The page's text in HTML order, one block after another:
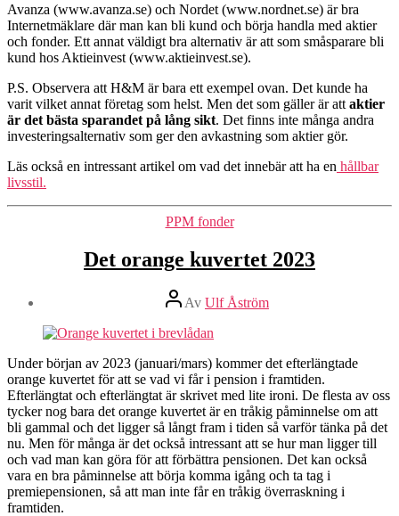
Avanza (www.avanza.se) och Nordet (www.nordnet.se) är bra
Internetmäklare där man kan bli kund och börja handla med aktier
och fonder. Ett annat väldigt bra alternativ är att som småsparare bli
kund hos Aktieinvest (www.aktieinvest.se).
P.S. Observera att H&M är bara ett exempel ovan. Det kunde ha
varit vilket annat företag som helst. Men det som gäller är att aktier
är det bästa sparandet på lång sikt. Det finns inte många andra
investeringsalternativ som ger den avkastning som aktier gör.
Läs också en intressant artikel om vad det innebär att ha en hållbar
livsstil.
Kategorier
PPM fonder
Det orange kuvertet 2023
Inläggsförfattare
Av Ulf Åström
Under början av 2023 (januari/mars) kommer det efterlängtade
orange kuvertet för att se vad vi får i pension i framtiden.
Efterlängtat och efterlängtat är skrivet med lite ironi. De flesta av oss
tycker nog bara det orange kuvertet är en tråkig påminnelse om att
bli gammal och det ligger så långt fram i tiden så varför tänka på det
nu. Men för många är det också intressant att se hur man ligger till
och vad man kan göra för att förbättra pensionen. Det kan också
vara en bra påminnelse att börja komma igång och ta tag i
premiepensionen, så att man inte får en tråkig överraskning i
framtiden.